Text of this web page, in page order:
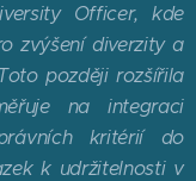
Officer, kde
zvýšení diverzity a
později rozšířila
na integraci
kritérií do
k udržitelnosti v